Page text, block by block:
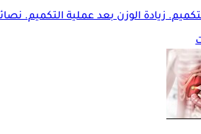
زيادة الوزن بعد عملية التكميم.